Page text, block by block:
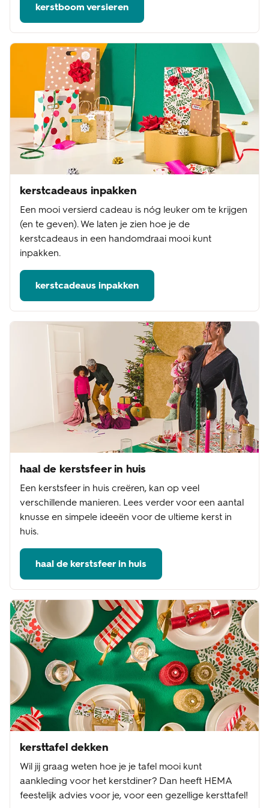
kerstboom versieren
kerstcadeaus inpakken
Een mooi versierd cadeau is nóg leuker om te krijgen
(en te geven). We laten je zien hoe je de
kerstcadeaus in een handomdraai mooi kunt
inpakken.
kerstcadeaus inpakken
haal de kerstsfeer in huis
Een kerstsfeer in huis creëren, kan op veel
verschillende manieren. Lees verder voor een aantal
knusse en simpele ideeën voor de ultieme kerst in
huis.
haal de kerstsfeer in huis
kersttafel dekken
Wil jij graag weten hoe je je tafel mooi kunt
aankleding voor het kerstdiner? Dan heeft HEMA
feestelijk advies voor je, voor een gezellige kersttafel!